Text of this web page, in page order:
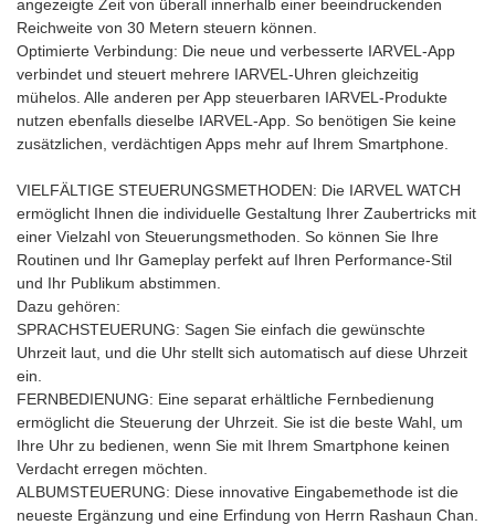
angezeigte Zeit von überall innerhalb einer beeindruckenden
Reichweite von 30 Metern steuern können.
Optimierte Verbindung: Die neue und verbesserte IARVEL-App
verbindet und steuert mehrere IARVEL-Uhren gleichzeitig
mühelos. Alle anderen per App steuerbaren IARVEL-Produkte
nutzen ebenfalls dieselbe IARVEL-App. So benötigen Sie keine
zusätzlichen, verdächtigen Apps mehr auf Ihrem Smartphone.
VIELFÄLTIGE STEUERUNGSMETHODEN: Die IARVEL WATCH
ermöglicht Ihnen die individuelle Gestaltung Ihrer Zaubertricks mit
einer Vielzahl von Steuerungsmethoden. So können Sie Ihre
Routinen und Ihr Gameplay perfekt auf Ihren Performance-Stil
und Ihr Publikum abstimmen.
Dazu gehören:
SPRACHSTEUERUNG: Sagen Sie einfach die gewünschte
Uhrzeit laut, und die Uhr stellt sich automatisch auf diese Uhrzeit
ein.
FERNBEDIENUNG: Eine separat erhältliche Fernbedienung
ermöglicht die Steuerung der Uhrzeit. Sie ist die beste Wahl, um
Ihre Uhr zu bedienen, wenn Sie mit Ihrem Smartphone keinen
Verdacht erregen möchten.
ALBUMSTEUERUNG: Diese innovative Eingabemethode ist die
neueste Ergänzung und eine Erfindung von Herrn Rashaun Chan.